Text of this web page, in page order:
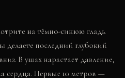
на тёмно-синюю гладь.
делаете последний глубокий
В ушах нарастает давление,
сердца. Первые 10 метров —